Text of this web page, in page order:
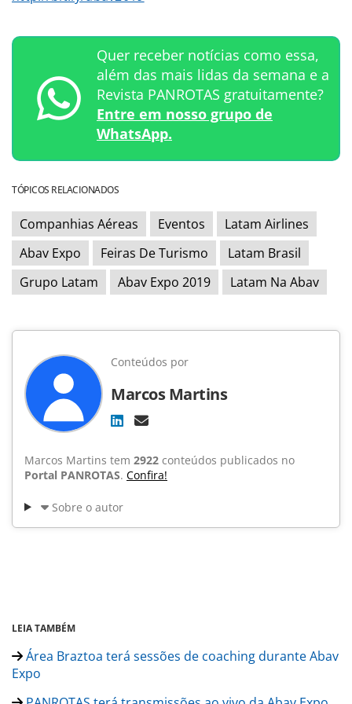
Quer receber notícias como essa,
além das mais lidas da semana e a
Revista PANROTAS gratuitamente?
Entre em nosso grupo de
WhatsApp.
TÓPICOS RELACIONADOS
Companhias Aéreas Eventos
Latam Airlines
Abav Expo
Feiras De Turismo
Latam Brasil
Grupo Latam
Abav Expo 2019 Latam Na Abav
Conteúdos por
Marcos Martins
Marcos Martins tem 2922 conteúdos publicados no
Portal PANROTAS. Confira!
Sobre o autor
LEIA TAMBÉM
Área Braztoa terá sessões de coaching durante Abav
Expo